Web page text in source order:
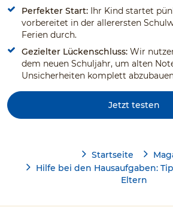
Perfekter Start: Ihr Kind startet
vorbereitet in der allerersten
Ferien durch.
Gezielter Lückenschluss: Wir
dem neuen Schuljahr, um alten
Unsicherheiten komplett
Jetzt testen
Startseite
Hilfe bei den Hausaufgaben:
Eltern